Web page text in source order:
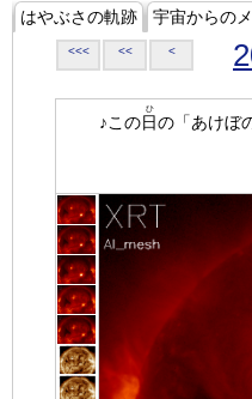
はやぶさの軌跡 宇宙からの
<<< << <
♪この日
ひ
の「あけぼ